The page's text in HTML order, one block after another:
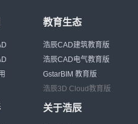
教育生态
浩辰CAD建筑教育版
浩辰CAD电气教育版
GstarBIM 教育版
浩辰3D Cloud教育版
关于浩辰